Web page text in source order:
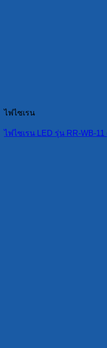
ไฟไซเรน
ไฟไซเรน LED รุ่น RR-WB-